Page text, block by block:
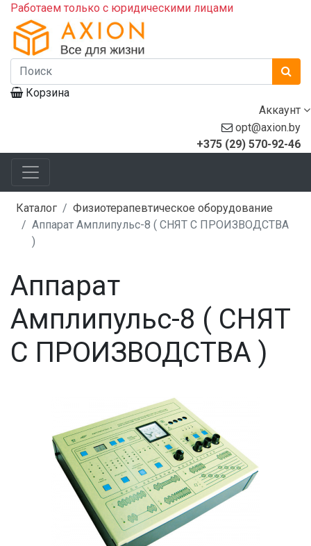
Работаем только с юридическими лицами
Корзина
Аккаунт
opt@axion.by
+375 (29) 570-92-46
Каталог
Физиотерапевтическое оборудование
Аппарат Амплипульс-8 ( СНЯТ С ПРОИЗВОДСТВА
)
Аппарат
Амплипульс-8 ( СНЯТ
С ПРОИЗВОДСТВА )